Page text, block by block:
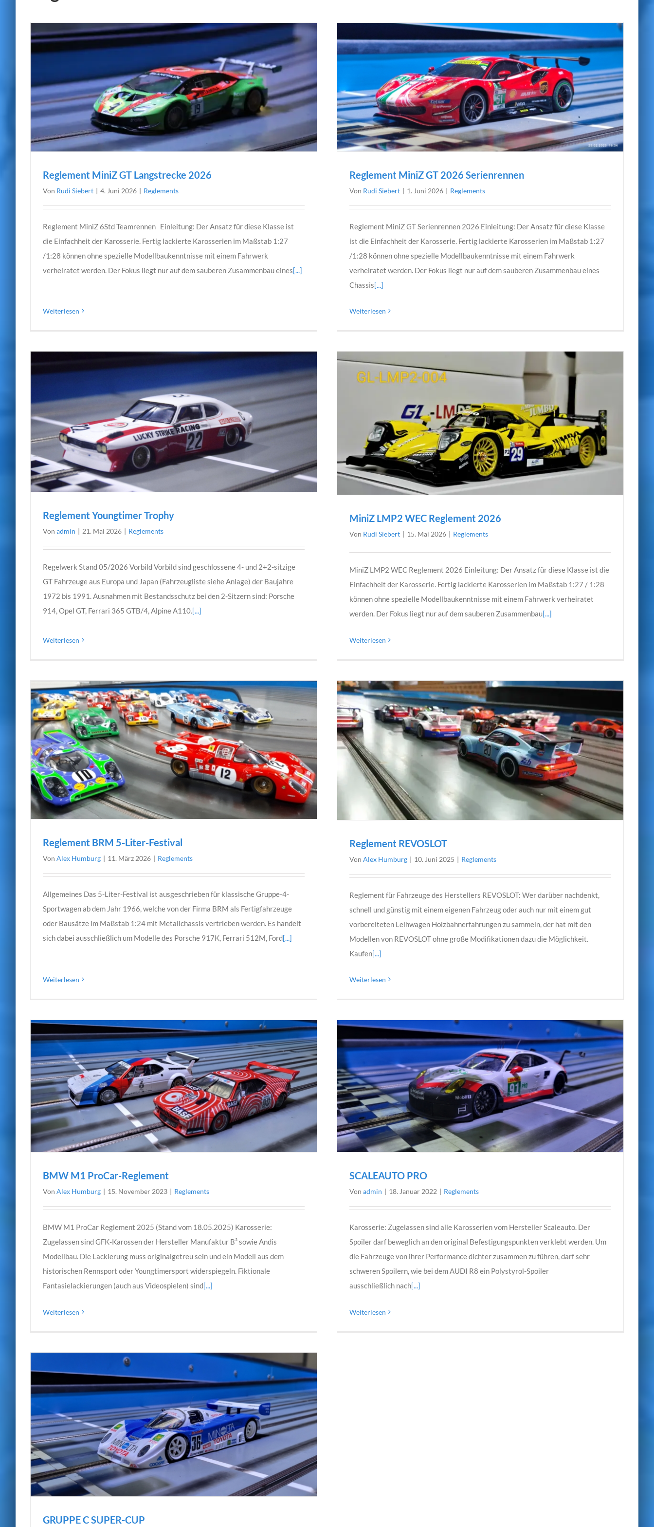
Reglement MiniZ GT Langstrecke 2026
Von Rudi Siebert | 4. Juni 2026 | Reglements
Reglement MiniZ 6Std Teamrennen Einleitung: Der Ansatz für diese Klasse ist
die Einfachheit der Karosserie. Fertig lackierte Karosserien im Maßstab 1:27
/1:28 können ohne spezielle Modellbaukenntnisse mit einem Fahrwerk
verheiratet werden. Der Fokus liegt nur auf dem sauberen Zusammenbau eines[...]
Weiterlesen
Reglement MiniZ GT 2026 Serienrennen
Von Rudi Siebert | 1. Juni 2026 | Reglements
Reglement MiniZ GT Serienrennen 2026 Einleitung: Der Ansatz für diese Klasse
ist die Einfachheit der Karosserie. Fertig lackierte Karosserien im Maßstab 1:27
/1:28 können ohne spezielle Modellbaukenntnisse mit einem Fahrwerk
verheiratet werden. Der Fokus liegt nur auf dem sauberen Zusammenbau eines
Chassis[...]
Weiterlesen
Reglement Youngtimer Trophy
Von admin | 21. Mai 2026 | Reglements
Regelwerk Stand 05/2026 Vorbild Vorbild sind geschlossene 4- und 2+2-sitzige
GT Fahrzeuge aus Europa und Japan (Fahrzeugliste siehe Anlage) der Baujahre
1972 bis 1991. Ausnahmen mit Bestandsschutz bei den 2-Sitzern sind: Porsche
914, Opel GT, Ferrari 365 GTB/4, Alpine A110.[...]
Weiterlesen
MiniZ LMP2 WEC Reglement 2026
Von Rudi Siebert 15. Mai 2026 Reglements
MiniZ LMP2 WEC Reglement 2026 Einleitung: Der Ansatz für diese Klasse ist die
Einfachheit der Karosserie. Fertig lackierte Karosserien im Maßstab 1:27 / 1:28
können ohne spezielle Modellbaukenntnisse mit einem Fahrwerk verheiratet
werden. Der Fokus liegt nur auf dem sauberen Zusammenbau[...]
Weiterlesen
Reglement BRM 5-Liter-Festival
Von Alex Humburg | 11. März 2026 | Reglements
Allgemeines Das 5-Liter-Festival ist ausgeschrieben für klassische Gruppe-4-
Sportwagen ab dem Jahr 1966, welche von der Firma BRM als Fertigfahrzeuge
oder Bausätze im Maßstab 1:24 mit Metallchassis vertrieben werden. Es handelt
sich dabei ausschließlich um Modelle des Porsche 917K, Ferrari 512M, Ford[...]
Weiterlesen
Reglement REVOSLOT
Von Alex Humburg | 10. Juni 2025 | Reglements
Reglement für Fahrzeuge des Herstellers REVOSLOT: Wer darüber nachdenkt,
schnell und günstig mit einem eigenen Fahrzeug oder auch nur mit einem gut
vorbereiteten Leihwagen Holzbahnerfahrungen zu sammeln, der hat mit den
Modellen von REVOSLOT ohne große Modifikationen dazu die Möglichkeit.
Kaufen[...]
Weiterlesen
BMW M1 ProCar-Reglement
Von Alex Humburg | 15. November 2023 | Reglements
BMW M1 ProCar Reglement 2025 (Stand vom 18.05.2025) Karosserie:
Zugelassen sind GFK-Karossen der Hersteller Manufaktur B³ sowie Andis
Modellbau. Die Lackierung muss originalgetreu sein und ein Modell aus dem
historischen Rennsport oder Youngtimersport widerspiegeln. Fiktionale
Fantasielackierungen (auch aus Videospielen) sind[...]
Weiterlesen
SCALEAUTO PRO
Von admin | 18. Januar 2022 | Reglements
Karosserie: Zugelassen sind alle Karosserien vom Hersteller Scaleauto. Der
Spoiler darf beweglich an den original Befestigungspunkten verklebt werden. Um
die Fahrzeuge von ihrer Performance dichter zusammen zu führen, darf sehr
schweren Spoilern, wie bei dem AUDI R8 ein Polystyrol-Spoiler
ausschließlich nach[...]
Weiterlesen
GRUPPE C SUPER-CUP